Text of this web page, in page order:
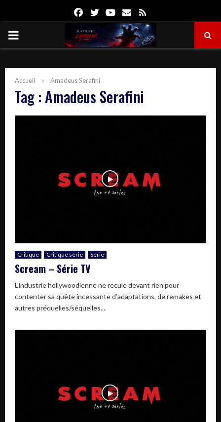
FacebookTwitterYoutube
Email
PRIMARY
Accueil Amadeus Serafini
Tag : Amadeus Serafini
Critique Critique série Série
Scream – Série TV
L’industrie hollywoodienne ne recule devant rien pour
contenter sa quête incessante d’adaptations, de remakes et
autres préquelles/séquelles...